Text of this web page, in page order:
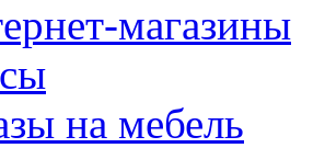
магазины
на мебель